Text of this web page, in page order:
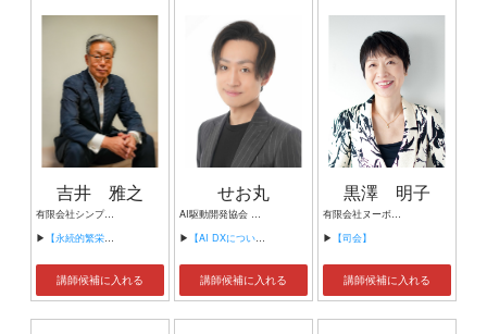
吉井 雅之
有限会社シンプルタスク 代表取締役 習慣形成コンサルタント
▶ 【永続的繁栄の組織づくり】
講師候補に入れる
せお丸
AI駆動開発協会 代表理事 サイバーフリークス株式会社 代表取締役
▶ 【AI DXについて】
講師候補に入れる
黒澤 明子
有限会社ヌーボヌール代表取締役
▶ 【司会】
講師候補に入れる